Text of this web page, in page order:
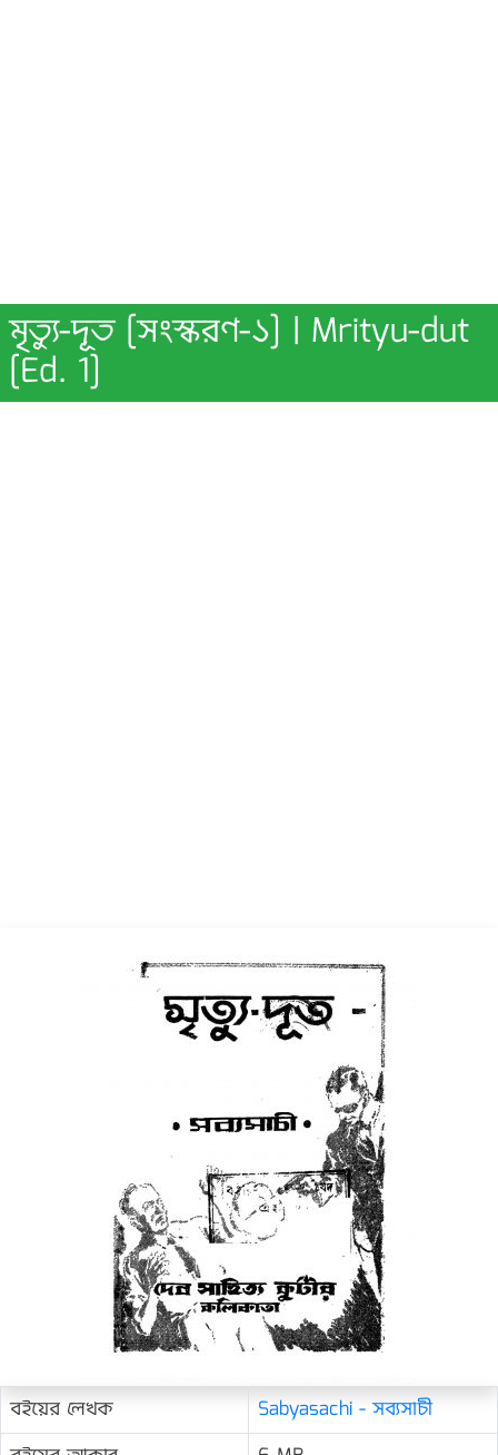
মৃত্যু-দূত [সংস্করণ-১] | Mrityu-dut
[Ed. 1]
বইয়ের লেখক
Sabyasachi - সব্যসাচী